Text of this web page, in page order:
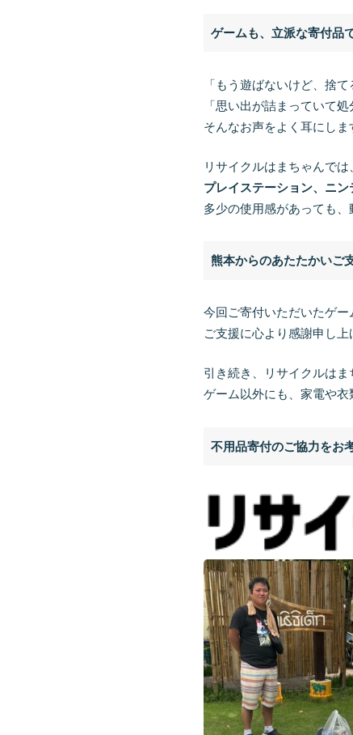
ゲームも、立派な寄付品
「もう遊ばないけど、捨
「思い出が詰まっていて処
そんなお声をよく耳にしま
リサイクルはまちゃんで
プレイステーション、ニ
多少の使用感があっても、
熊本からのあたたかいご
今回ご寄付いただいたゲー
ご支援に心より感謝申し上
引き続き、リサイクルはま
ゲーム以外にも、家電や衣
不用品寄付のご協力をお